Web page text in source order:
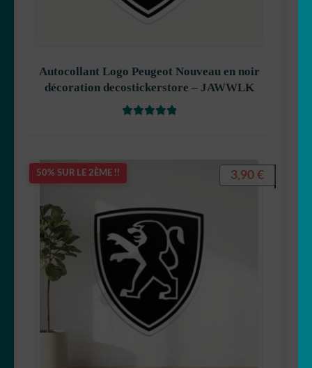
Autocollant Logo Peugeot Nouveau en noir
décoration decostickerstore – JAWWLK
50% SUR LE 2ÈME !! 3,90 €